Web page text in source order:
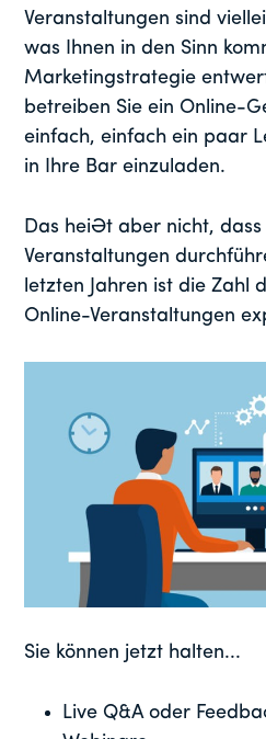
Veranstaltungen sind
was Ihnen in den Sinn
Marketingstrategie
betreiben Sie ein Online-
einfach, einfach ein paar
in Ihre Bar einzuladen.
Das heißt aber nicht, dass
Veranstaltungen
letzten Jahren ist die Zahl
Online-Veranstaltungen
Sie können jetzt halten...
Live Q&A oder